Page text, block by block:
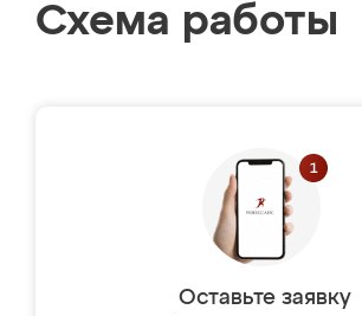
Схема работы
Оставьте заявку